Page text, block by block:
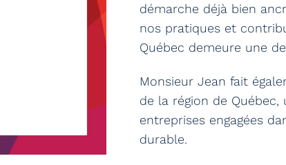
démarche déjà bien
nos pratiques et
Québec demeure une
Monsieur Jean fait
de la région de
entreprises engagées
durable.